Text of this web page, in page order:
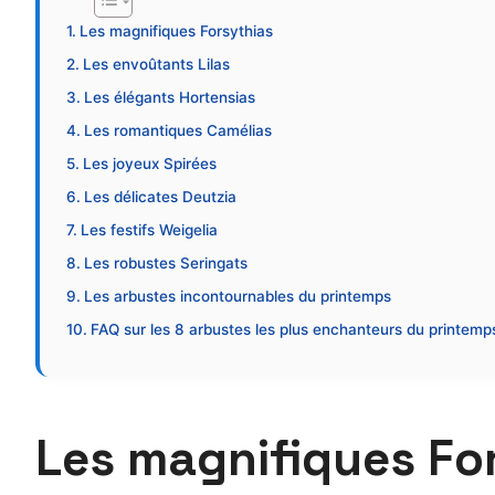
Les magnifiques Forsythias
Les envoûtants Lilas
Les élégants Hortensias
Les romantiques Camélias
Les joyeux Spirées
Les délicates Deutzia
Les festifs Weigelia
Les robustes Seringats
Les arbustes incontournables du printemps
FAQ sur les 8 arbustes les plus enchanteurs du
Les magnifiques